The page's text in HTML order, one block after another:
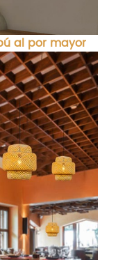
al por mayor